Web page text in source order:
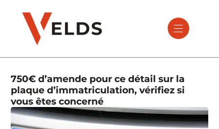
750€ d’amende pour ce détail sur la
plaque d’immatriculation, vérifiez si
vous êtes concerné